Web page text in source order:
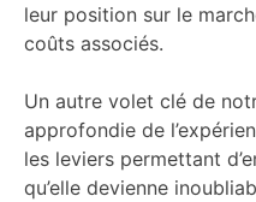
leur position sur le
coûts associés.
Un autre volet clé de
approfondie de
les leviers permettant
qu’elle devienne